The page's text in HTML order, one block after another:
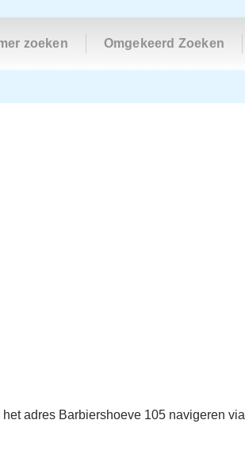
zoeken Omgekeerd Zoeken
adres Barbiershoeve 105 navigeren via